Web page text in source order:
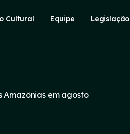
Cultural Equipe Legislação
em agosto